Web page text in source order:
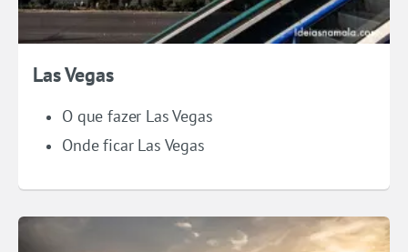
Las Vegas
O que fazer Las Vegas
Onde ficar Las Vegas